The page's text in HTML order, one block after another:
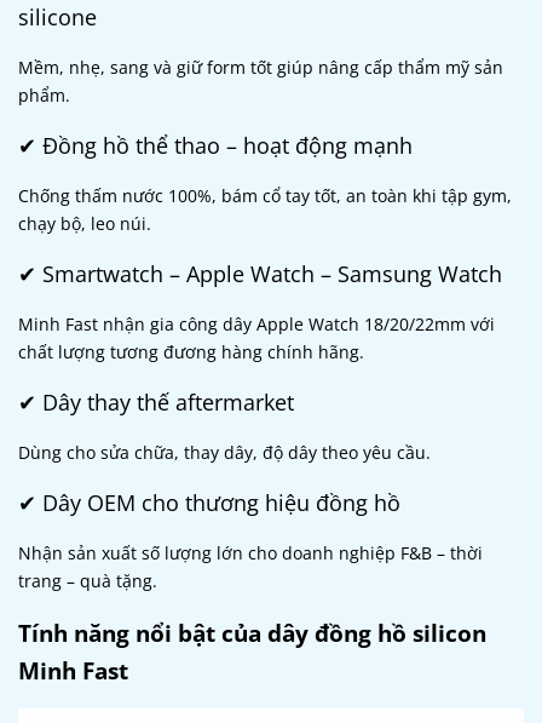
silicone
Mềm, nhẹ, sang và giữ form tốt giúp nâng cấp thẩm mỹ sản
phẩm.
✔ Đồng hồ thể thao – hoạt động mạnh
Chống thấm nước 100%, bám cổ tay tốt, an toàn khi tập gym,
chạy bộ, leo núi.
✔ Smartwatch – Apple Watch – Samsung Watch
Minh Fast nhận gia công dây Apple Watch 18/20/22mm với
chất lượng tương đương hàng chính hãng.
✔ Dây thay thế aftermarket
Dùng cho sửa chữa, thay dây, độ dây theo yêu cầu.
✔ Dây OEM cho thương hiệu đồng hồ
Nhận sản xuất số lượng lớn cho doanh nghiệp F&B – thời
trang – quà tặng.
Tính năng nổi bật của dây đồng hồ silicon
Minh Fast